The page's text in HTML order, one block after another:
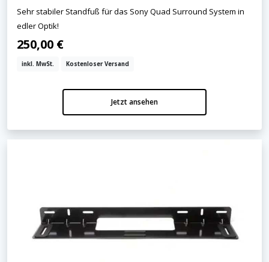
Sehr stabiler Standfuß für das Sony Quad Surround System in
edler Optik!
250,00 €
inkl. MwSt. Kostenloser Versand
Jetzt ansehen